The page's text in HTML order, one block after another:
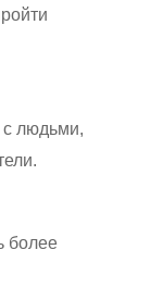
людьми,
более